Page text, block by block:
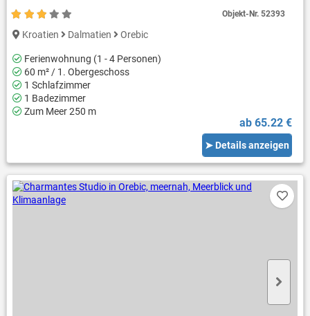
Kroatien Dalmatien Orebic
Ferienwohnung (1 - 4 Personen)
60 m² / 1. Obergeschoss
1 Schlafzimmer
1 Badezimmer
Zum Meer 250 m
ab 65.22 €
➤ Details anzeigen
Objekt-Nr.52393